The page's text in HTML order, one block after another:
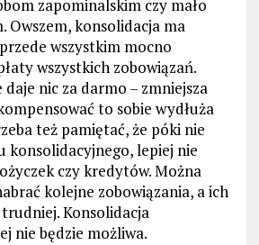
zapominalskim czy mało
Owszem, konsolidacja ma
wszystkim mocno
wszystkich zobowiązań.
nic za darmo – zmniejsza
to sobie wydłuża
też pamiętać, że póki nie
konsolidacyjnego, lepiej nie
czy kredytów. Można
kolejne zobowiązania, a ich
Konsolidacja
nie będzie możliwa.